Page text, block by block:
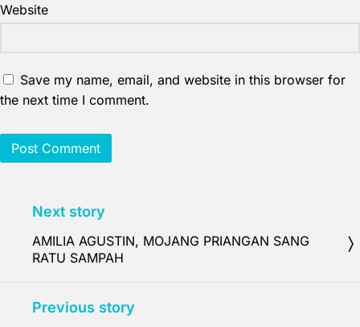
Website
Save my name, email, and website in this browser for
the next time I comment.
Next story
AMILIA AGUSTIN, MOJANG PRIANGAN SANG
RATU SAMPAH
Previous story